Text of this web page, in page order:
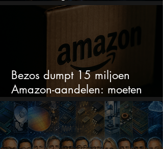
sectoren vallen nu op
Bezos dumpt 15 miljoen
Amazon-aandelen: moeten
beleggers zich zorgen maken?